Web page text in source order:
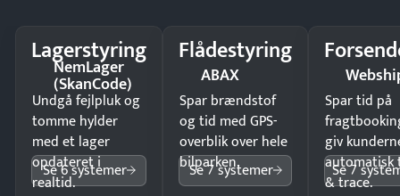
Lagerstyring
NemLager
(SkanCode)
Undgå fejlpluk og
tomme hylder
med et lager
opdateret i
realtid.
Se 6 systemer
Flådestyring
ABAX
Spar brændstof
og tid med GPS-
overblik over hele
bilparken.
Se 7 systemer
Spar tid på
giv
automatisk
& trace.
Se 7